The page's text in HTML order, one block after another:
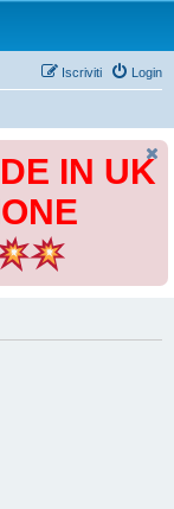
Login
Iscriviti
IN UK